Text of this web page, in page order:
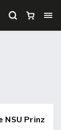
NSU Prinz